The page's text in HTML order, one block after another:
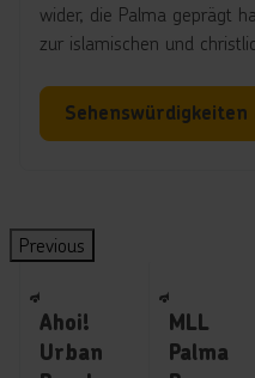
wider, die Palma geprägt
zur islamischen und
Sehenswürdigkeiten
Previous
a.
3
0
Spanien ∙ Mallorca ∙ Playa
Ahoi!
Urban
a.
3
0
Spanien
MLL
Palma